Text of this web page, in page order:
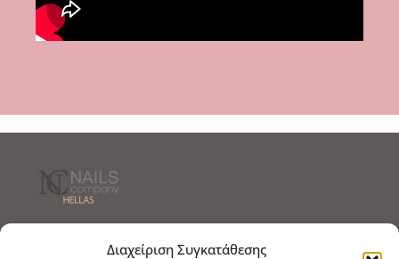
Διαχείριση Συγκατάθεσης